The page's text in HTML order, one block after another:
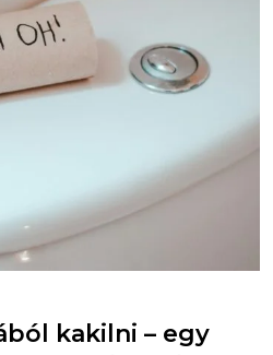
kakilni – egy